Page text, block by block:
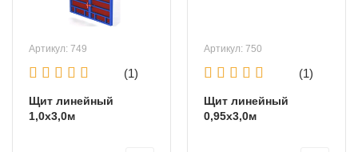
Артикул: 749
(1)
Щит линейный
1,0х3,0м
Артикул: 750
(1)
Щит линейный
0,95х3,0м